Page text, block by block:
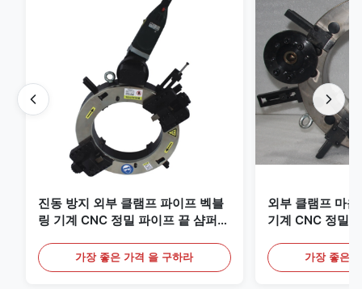
진동 방지 외부 클램프 파이프 벡블
링 기계 CNC 정밀 파이프 끝 샴퍼
가장 좋은 가격 을 구하라
외부 클램프 마
기계 CNC 정밀
가장 좋은